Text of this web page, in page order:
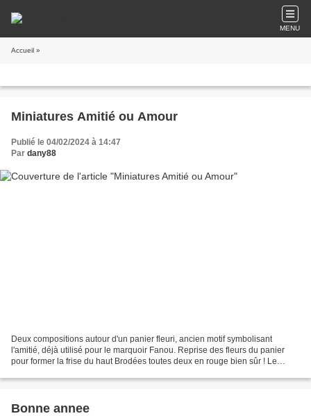
MENU
Accueil »
Miniatures Amitié ou Amour
Publié le 04/02/2024 à 14:47
Par dany88
Deux compositions autour d'un panier fleuri, ancien motif symbolisant
l'amitié, déjà utilisé pour le marquoir Fanou. Reprise des fleurs du panier
pour former la frise du haut Brodées toutes deux en rouge bien sûr ! Le
Bonne annee